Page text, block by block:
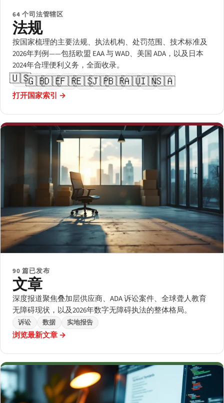
64 个司法管辖区
法规
按国家梳理的主要法规、执法机构、处罚范围、技术标准及
2026年判例——包括欧盟 EAA 与 WAD、美国 ADA，以及日本
2024年合理便利义务，全面收录。
🇺🇸🇬🇧🇩🇪🇫🇷🇪🇸🇯🇵🇧🇷🇦🇺🇮🇳🇸🇦
打开国家索引 →
90 篇已发布
文章
深度报道聚焦叠加层供应商、ADA 诉讼案件、全球聋人教育
无障碍现状，以及2026年数字无障碍执法的整体格局。
诉讼 数据 实地报告
浏览最新文章 →